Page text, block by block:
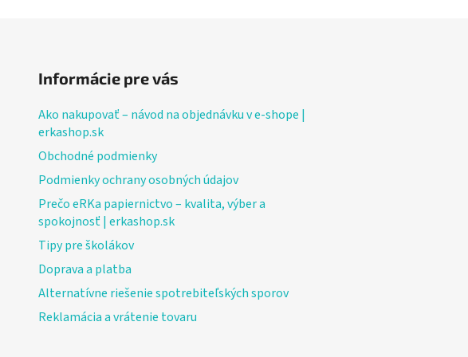
Informácie pre vás
Ako nakupovať – návod na objednávku v e-shope |
erkashop.sk
Obchodné podmienky
Podmienky ochrany osobných údajov
Prečo eRKa papiernictvo – kvalita, výber a
spokojnosť | erkashop.sk
Tipy pre školákov
Doprava a platba
Alternatívne riešenie spotrebiteľských sporov
Reklamácia a vrátenie tovaru